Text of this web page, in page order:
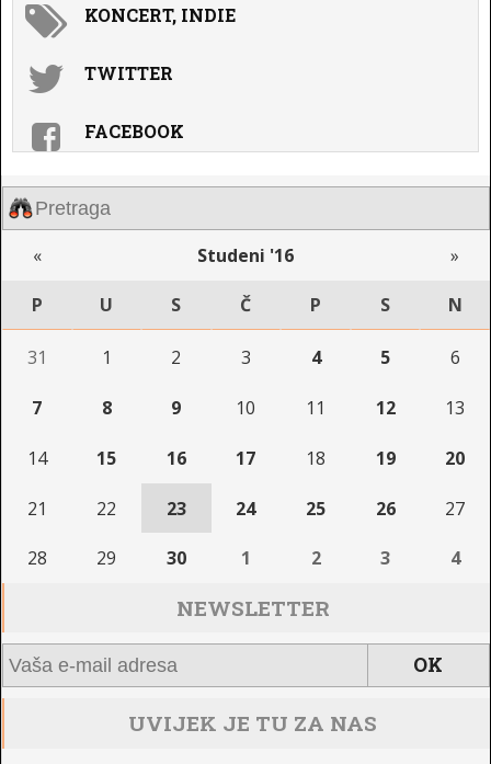
KONCERT, INDIE
TWITTER
FACEBOOK
« Studeni '16 »
P U S Č P S N
31 1 2 3 4 5 6
7 8 9 10 11 12 13
14 15 16 17 18 19 20
21 22 23 24 25 26 27
28 29 30 1 2 3 4
NEWSLETTER
UVIJEK JE TU ZA NAS